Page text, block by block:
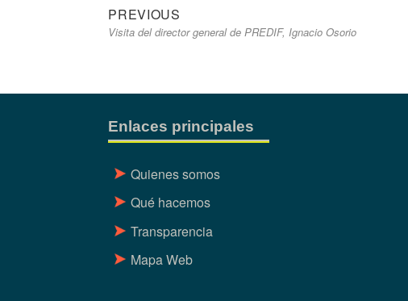
Navegación
de
PREVIOUS
post:
Visita del director general de PREDIF, Ignacio Osorio
Enlaces principales
Quienes somos
Qué hacemos
Transparencia
Mapa Web